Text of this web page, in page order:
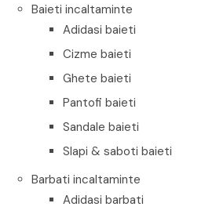
Baieti incaltaminte
Adidasi baieti
Cizme baieti
Ghete baieti
Pantofi baieti
Sandale baieti
Slapi & saboti baieti
Barbati incaltaminte
Adidasi barbati